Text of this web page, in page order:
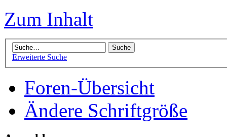
Zum Inhalt
Erweiterte Suche
Foren-Übersicht
Ändere Schriftgröße